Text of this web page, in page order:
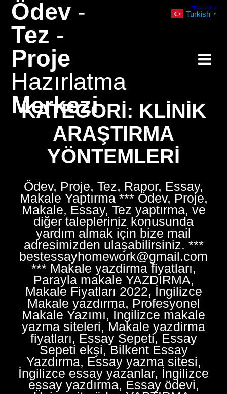
Ödev -
Tez -
Proje
Hazırlatma
Merkezi
KATEGORI: KLINIK
ARAŞTIRMA
YÖNTEMLERI
Ödev, Proje, Tez, Rapor, Essay,
Makale Yaptırma *** Ödev, Proje,
Makale, Essay, Tez yaptırma, ve
diğer talepleriniz konusunda
yardım almak için bize mail
adresimizden ulaşabilirsiniz. ***
bestessayhomework@gmail.com
*** Makale yazdirma fiyatları,
Parayla makale YAZDIRMA,
Makale Fiyatları 2022, İngilizce
Makale yazdırma, Profesyonel
Makale Yazımı, İngilizce makale
yazma siteleri, Makale yazdirma
fiyatları, Essay Sepeti, Essay
Sepeti ekşi, Bilkent Essay
Yazdırma, Essay yazma sitesi,
İngilizce essay yazanlar, İngilizce
essay yazdırma, Essay ödevi,
Turkish ▼